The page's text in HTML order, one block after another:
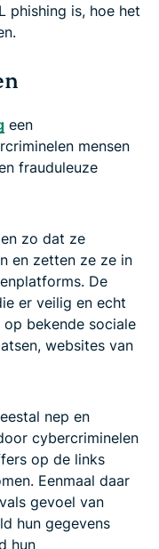
phishing is, hoe het
een
mensen
frauduleuze
zo dat ze
en zetten ze ze in
De
er veilig en echt
bekende sociale
websites van
nep en
cybercriminelen
op de links
Eenmaal daar
gevoel van
hun gegevens
hun